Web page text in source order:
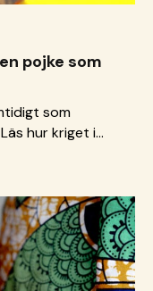
pojke som
som
hur kriget i